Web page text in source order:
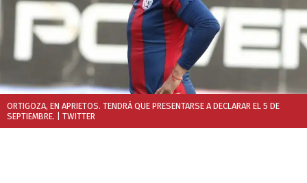
ORTIGOZA, EN APRIETOS. TENDRÁ QUE PRESENTARSE A DECLARAR EL 5 DE
SEPTIEMBRE. | TWITTER